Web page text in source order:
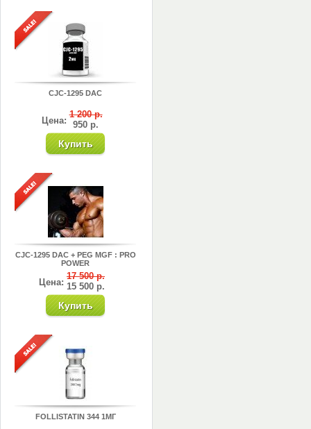
CJC-1295 DAC
Цена:
1 200 р.
950 р.
CJC-1295 DAC + PEG MGF : PRO
POWER
Цена:
17 500 р.
15 500 р.
FOLLISTATIN 344 1МГ